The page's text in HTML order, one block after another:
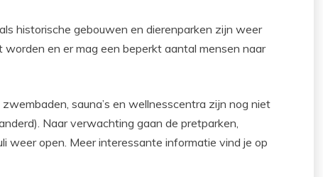
historische gebouwen en dierenparken zijn weer
en er mag een beperkt aantal mensen naar
sauna’s en wellnesscentra zijn nog niet
Naar verwachting gaan de pretparken,
weer open. Meer interessante informatie vind je op